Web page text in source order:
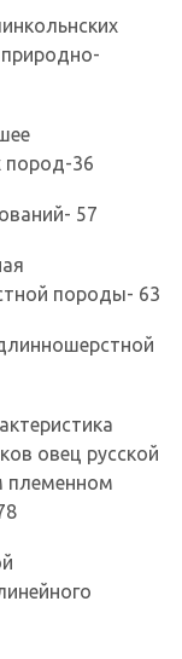
пород-36
57
породы- 63
овец русской
племенном